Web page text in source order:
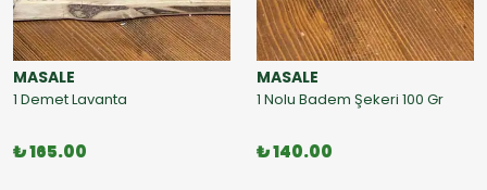
MASALE
1 Demet Lavanta
₺ 165.00
MASALE
1 Nolu Badem Şekeri 100 Gr
₺ 140.00